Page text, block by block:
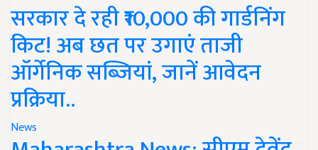
सरकार दे रही ₹10,000 की गार्डनिंग
किट! अब छत पर उगाएं ताजी
ऑर्गेनिक सब्जियां, जानें आवेदन
प्रक्रिया..
News